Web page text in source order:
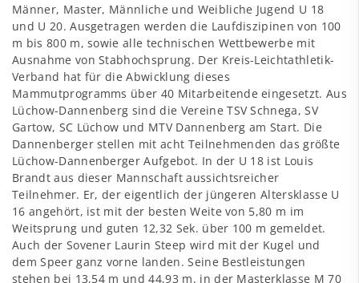
Männer, Master, Männliche und Weibliche Jugend U 18
und U 20. Ausgetragen werden die Laufdiszipinen von 100
m bis 800 m, sowie alle technischen Wettbewerbe mit
Ausnahme von Stabhochsprung. Der Kreis-Leichtathletik-
Verband hat für die Abwicklung dieses
Mammutprogramms über 40 Mitarbeitende eingesetzt. Aus
Lüchow-Dannenberg sind die Vereine TSV Schnega, SV
Gartow, SC Lüchow und MTV Dannenberg am Start. Die
Dannenberger stellen mit acht Teilnehmenden das größte
Lüchow-Dannenberger Aufgebot. In der U 18 ist Louis
Brandt aus dieser Mannschaft aussichtsreicher
Teilnehmer. Er, der eigentlich der jüngeren Altersklasse U
16 angehört, ist mit der besten Weite von 5,80 m im
Weitsprung und guten 12,32 Sek. über 100 m gemeldet.
Auch der Sovener Laurin Steep wird mit der Kugel und
dem Speer ganz vorne landen. Seine Bestleistungen
stehen bei 13,54 m und 44,93 m. in der Masterklasse M 70